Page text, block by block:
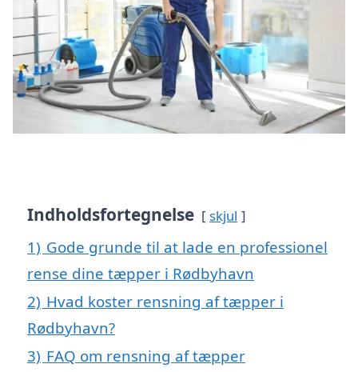
Indholdsfortegnelse skjul
1) Gode grunde til at lade en professionel
rense dine tæpper i Rødbyhavn
2) Hvad koster rensning af tæpper i
Rødbyhavn?
3) FAQ om rensning af tæpper